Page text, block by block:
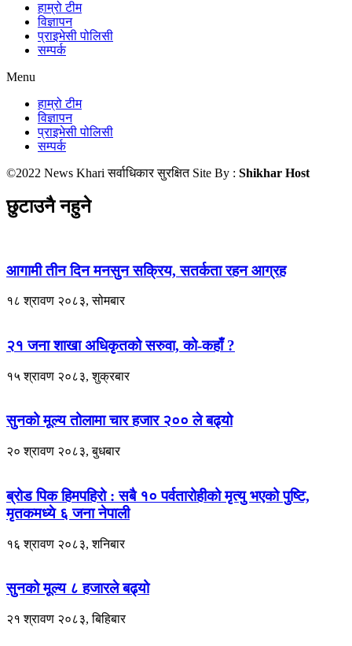
हाम्रो टीम
विज्ञापन
प्राइभेसी पोलिसी
सम्पर्क
Menu
हाम्रो टीम
विज्ञापन
प्राइभेसी पोलिसी
सम्पर्क
©2022 News Khari सर्वाधिकार सुरक्षित Site By : Shikhar Host
छुटाउनै नहुने
आगामी तीन दिन मनसुन सक्रिय, सतर्कता रहन आग्रह
१८ श्रावण २०८३, सोमबार
२१ जना शाखा अधिकृतको सरुवा, को-कहाँ ?
१५ श्रावण २०८३, शुक्रबार
सुनको मूल्य तोलामा चार हजार २०० ले बढ्यो
२० श्रावण २०८३, बुधबार
ब्रोड पिक हिमपहिरो : सबै १० पर्वतारोहीको मृत्यु भएको पुष्टि,
मृतकमध्ये ६ जना नेपाली
१६ श्रावण २०८३, शनिबार
सुनको मूल्य ८ हजारले बढ्यो
२१ श्रावण २०८३, बिहिबार